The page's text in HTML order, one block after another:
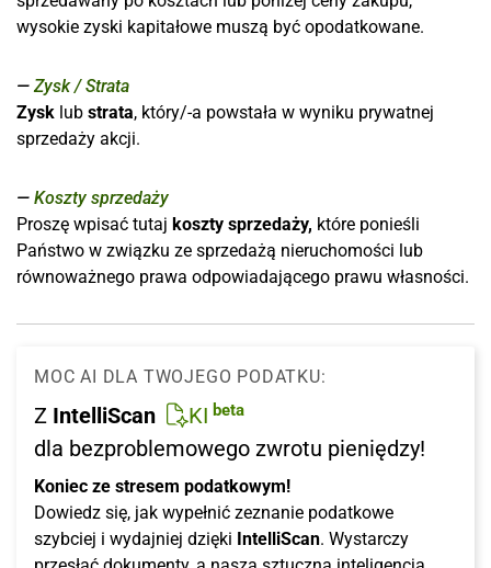
wysokie zyski kapitałowe muszą być opodatkowane.
Zysk / Strata
Zysk lub strata, który/-a powstała w wyniku prywatnej
sprzedaży akcji.
Koszty sprzedaży
Proszę wpisać tutaj koszty sprzedaży, które ponieśli
Państwo w związku ze sprzedażą nieruchomości lub
równoważnego prawa odpowiadającego prawu własności.
MOC AI DLA TWOJEGO PODATKU:
Z IntelliScan KI beta
dla bezproblemowego zwrotu pieniędzy!
Koniec ze stresem podatkowym!
Dowiedz się, jak wypełnić zeznanie podatkowe
szybciej i wydajniej dzięki IntelliScan. Wystarczy